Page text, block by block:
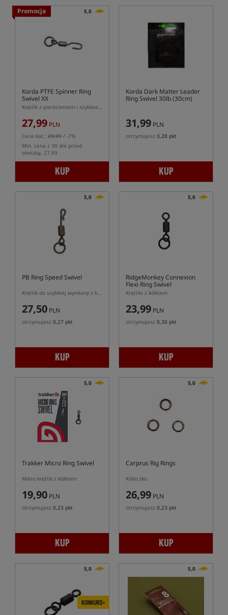
Promocja 5,0
Korda PTFE Spinner Ring
Swivel XX
Krętlik z pierścieniem i szybkozłaczką w wersji XX (mocnej) z powłoką PTFE
27,99 PLN
Cena kat.: 29,99 / -7%
Min. cena z 30 dni przed
obniżką: 27.99
KUP
Korda Dark Matter Leader
Ring Swivel 30lb (30cm)
31,99 PLN
otrzymujesz 0,28 pkt
KUP
5,0
PB Ring Speed Swivel
Krętlik do szybkiej wymiany z kółeczkiem
27,50 PLN
otrzymujesz 0,27 pkt
KUP
5,0
RidgeMonkey Connexion
Flexi Ring Swivel
Krętliki z kółkiem
23,99 PLN
otrzymujesz 0,30 pkt
KUP
5,0
Trakker Micro Ring Swivel
Mikro krętlik z kółkiem
19,90 PLN
otrzymujesz 0,23 pkt
KUP
5,0
Carprus Rig Rings
Kółeczko
26,99 PLN
otrzymujesz 0,23 pkt
KUP
5,0
KONKURS+
5,0